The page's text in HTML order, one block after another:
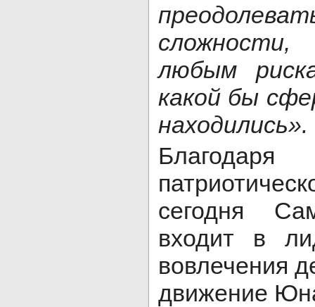
любым
какой бы
находились».
сегодня
входит в
вовлечения
движение